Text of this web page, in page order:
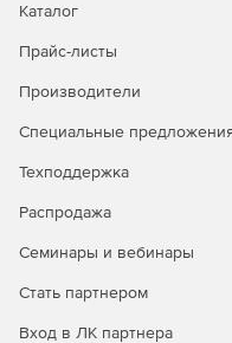
выполнять
Новая «солнечная»
любой заданный
или даже года.
Каталог
Прайс-листы
Производители
Специальные
Техподдержка
Распродажа
Семинары и вебинары
Стать партнером
Вход в ЛК партнера